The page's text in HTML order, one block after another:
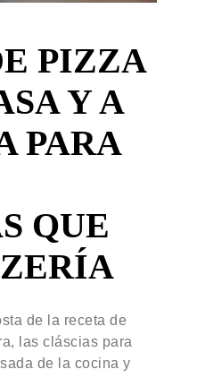
PIZZA
Y A
PARA
QUE
de la receta de
las cláscias para
de la cocina y